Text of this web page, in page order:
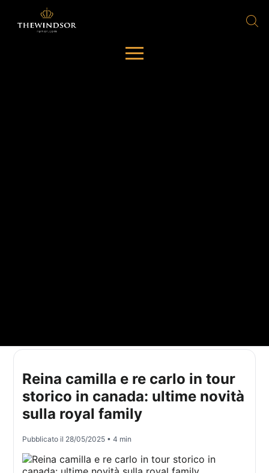
Reina camilla e re carlo in tour
storico in canada: ultime novità
sulla royal family
Pubblicato il 28/05/2025 • 4 min